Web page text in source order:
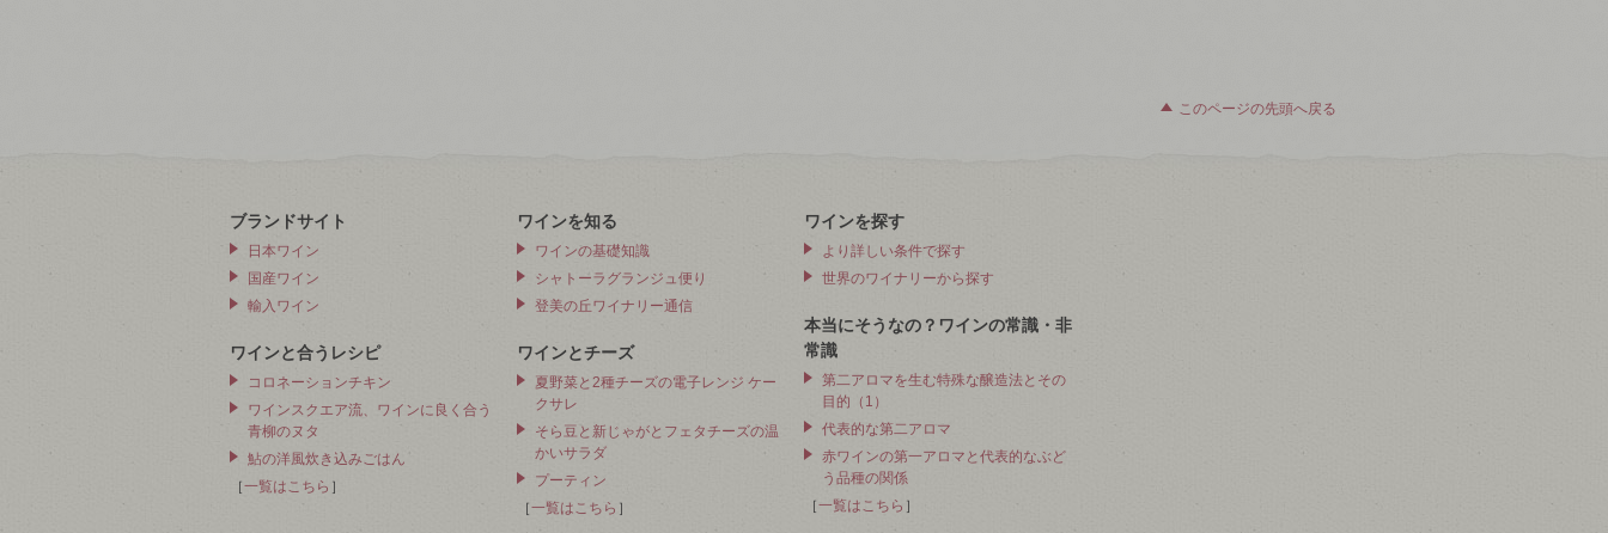
このページの先頭へ戻る
ブランドサイト
日本ワイン
国産ワイン
輸入ワイン
ワインと合うレシピ
コロネーションチキン
ワインスクエア流、ワインに良く合う
青柳のヌタ
鮎の洋風炊き込みごはん
［一覧はこちら ］
ワインを知る
ワインの基礎知識
シャトーラグランジュ便り
登美の丘ワイナリー通信
ワインとチーズ
夏野菜と2種チーズの電子レンジ ケー
クサレ
そら豆と新じゃがとフェタチーズの温
かいサラダ
プーティン
［一覧はこちら ］
ワインを探す
より詳しい条件で探す
世界のワイナリーから探す
本当にそうなの？ワインの常識・非
常識
第二アロマを生む特殊な醸造法とその
目的（1）
代表的な第二アロマ
赤ワインの第一アロマと代表的なぶど
う品種の関係
［一覧はこちら ］